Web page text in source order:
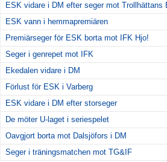
ESK vidare i DM efter seger mot Trollhättans
ESK vann i hemmapremiären
Premiärseger för ESK borta mot IFK Hjo!
Seger i genrepet mot IFK
Ekedalen vidare i DM
Förlust för ESK i Varberg
ESK vidare i DM efter storseger
De möter U-laget i seriespelet
Oavgjort borta mot Dalsjöfors i DM
Seger i träningsmatchen mot TG&IF